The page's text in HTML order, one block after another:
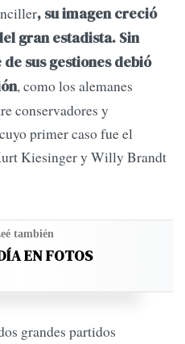
, su imagen creció
gran estadista. Sin
sus gestiones debió
, como los alemanes
conservadores y
primer caso fue el
Kiesinger y Willy Brandt
también
EN FOTOS
grandes partidos